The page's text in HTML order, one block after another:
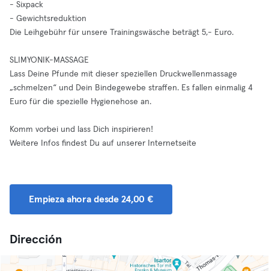
- Sixpack
- Gewichtsreduktion
Die Leihgebühr für unsere Trainingswäsche beträgt 5,- Euro.
SLIMYONIK-MASSAGE
Lass Deine Pfunde mit dieser speziellen Druckwellenmassage
„schmelzen“ und Dein Bindegewebe straffen. Es fallen einmalig 4
Euro für die spezielle Hygienehose an.
Komm vorbei und lass Dich inspirieren!
Weitere Infos findest Du auf unserer Internetseite
Empieza ahora desde 24,00 €
Dirección